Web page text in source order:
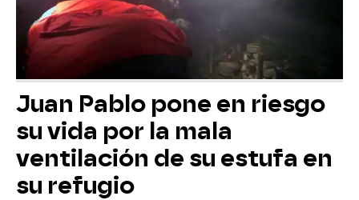
Juan Pablo pone en riesgo
su vida por la mala
ventilación de su estufa en
su refugio